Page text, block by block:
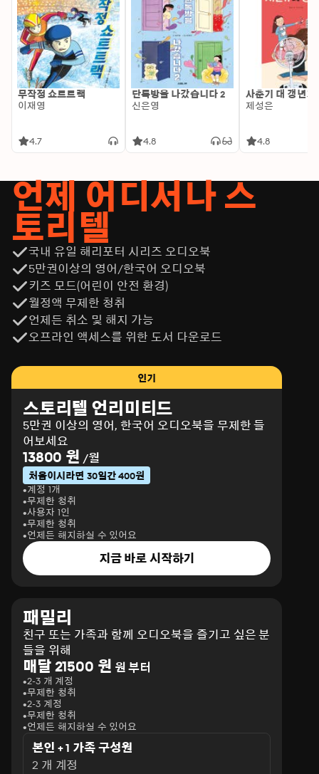
무작정 쇼트트랙
이재영
4.7
단톡방을 나갔습니다 2
신은영
4.8
사춘기 대 갱년기
제성은
4.8
언제 어디서나 스
토리텔
국내 유일 해리포터 시리즈 오디오북
5만권이상의 영어/한국어 오디오북
키즈 모드(어린이 안전 환경)
월정액 무제한 청취
언제든 취소 및 해지 가능
오프라인 액세스를 위한 도서 다운로드
인기
스토리텔 언리미티드
5만권 이상의 영어, 한국어 오디오북을 무제한 들
어보세요
13800 원 /월
처음이시라면 30일간 400원
계정 1개
무제한 청취
사용자 1인
무제한 청취
언제든 해지하실 수 있어요
지금 바로 시작하기
패밀리
친구 또는 가족과 함께 오디오북을 즐기고 싶은 분
들을 위해
매달 21500 원 원 부터
2-3 개 계정
무제한 청취
2-3 계정
무제한 청취
언제든 해지하실 수 있어요
본인 + 1 가족 구성원
2 개 계정